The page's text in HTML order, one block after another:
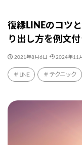
復縁LINEのコツ
り出し方を例文
2021年8月6日 2024年11
LINE テクニック